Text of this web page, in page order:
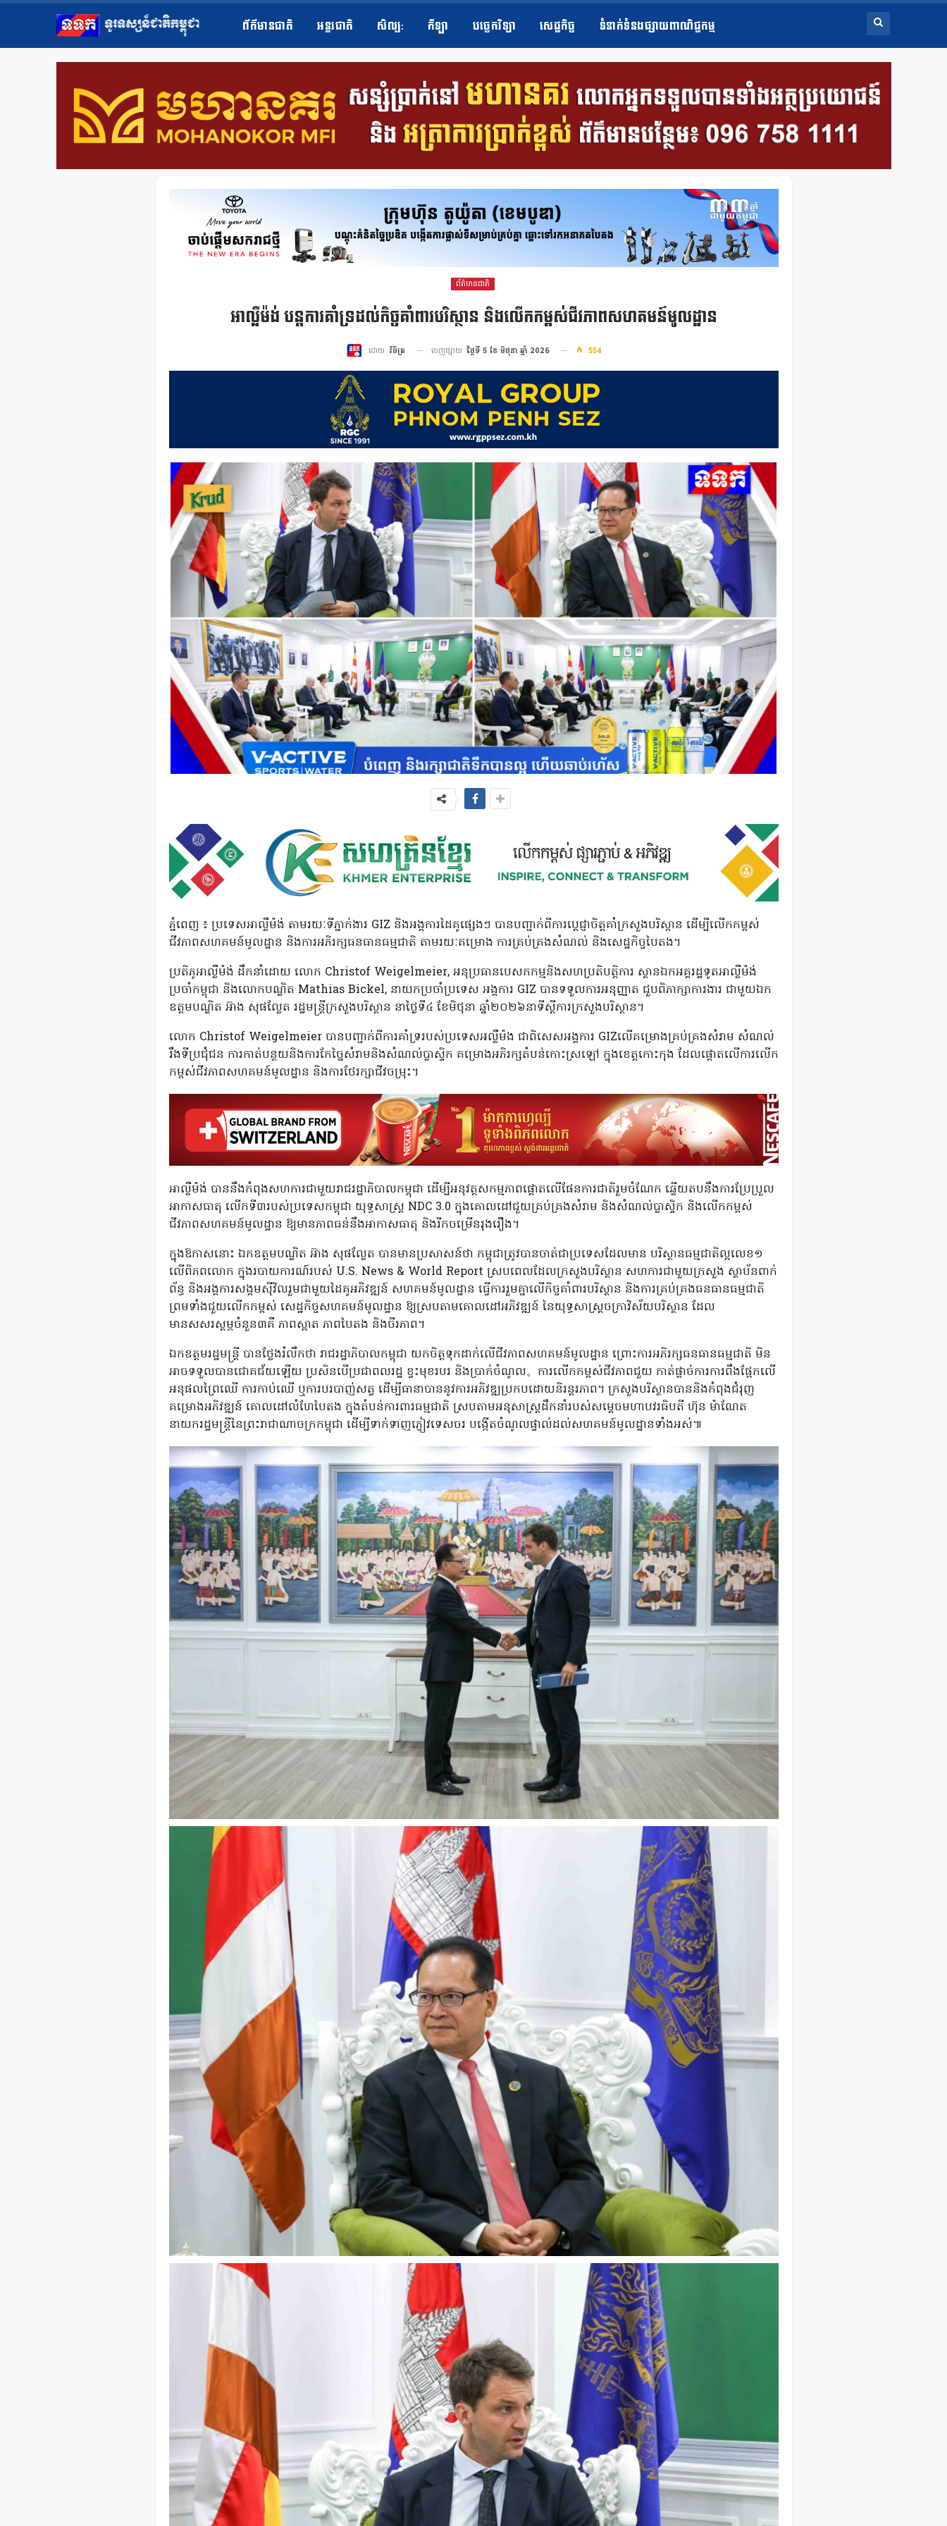
ព័ត៌មានជាតិ អន្តរជាតិ សិល្ប​: កីឡា បច្ចេកវិទ្យា សេដ្ឋកិច្ច ទំនាក់ទំនងផ្សាយពាណិជ្ជកម្ម
ព័ត៌មានជាតិ
អាល្លឺម៉ង់ បន្តការគាំទ្រដល់កិច្ចគាំពារបរិស្ថាន និងលើកកម្ពស់ជីវភាពសហគមន៍មូលដ្ឋាន
ដោយ វិចិត្រ ចេញផ្សាយ ថ្ងៃទី 5 ខែ មិថុនា ឆ្នាំ 2026 554
ភ្នំពេញ ៖ ប្រទេសអាល្លឺម៉ង់ តាមរយៈទីភ្នាក់ងារ GIZ និងអង្គការដៃគូផ្សេងៗ បានបញ្ជាក់ពីការប្តេជ្ញាចិត្តគាំក្រសួងបរិស្កាន ដើម្បីលើកកម្ពស់
ជីវភាពសហគមន៍មូលដ្ឋាន និងការអភិរក្សធនធានធម្មជាតិ តាមរយៈគម្រោង ការគ្រប់គ្រងសំណល់ និងសេដ្ឋកិច្ចបៃតង។
ប្រតិភូអាល្លឺម៉ង់ ដឹកនាំដោយ លោក Christof Weigelmeier, អនុប្រធានបេសកកម្មនិងសហប្រតិបត្តិការ ស្ថានឯកអគ្គរដ្ឋទូតអាល្លឺម៉ង់
ប្រចាំកម្ពុជា និងលោកបណ្ឌិត Mathias Bickel, នាយកប្រចាំប្រទេស អង្គការ GIZ បានទទួលការអនុញ្ញាត ជួបពិភាក្សាការងារ ជាមួយឯក
ឧត្តមបណ្ឌិត អ៊ាង សុផល្លែត រដ្ឋមន្រ្តីក្រសួងបរិស្ថាន នាថ្ងៃទី៤ ខែមិថុនា ឆ្នាំ២០២៦នាទីស្តីការក្រសួងបរិស្ថាន។
លោក Christof Weigelmeier បានបញ្ជាក់ពីការគាំទ្ររបស់ប្រទេសអល្លឺម៉ង ជាពិសេសអង្គការ GIZលើគម្រោងគ្រប់គ្រងសំរាម សំណល់
រឹងទីប្រជុំជន ការកាត់បន្ថយនិងការកែច្នៃសំរាមនិងសំណល់ប្លាស្ទិក គម្រោងអភិរក្សតំបន់កោះស្រឡៅ ក្នុងខេត្តកោះកុង ដែលផ្តោតលើការលើក
កម្ពស់ជីវភាពសហគមន៍មូលដ្ឋាន និងការថែរក្សាជីវចម្រុះ។
អាល្លឺម៉ង់ បាននឹងកំពុងសហការជាមួយរាជរដ្ឋាភិបាលកម្ពុជា ដើម្បីអនុវត្តសកម្មភាពផ្តោតលើផែនការជាតិរួមចំណែក ឆ្លើយតបនឹងការប្រែប្រួល
អាកាសធាតុ លើកទី៣របស់ប្រទេសកម្ពុជា យុទ្ធសាស្ត្រ NDC 3.0 ក្នុងគោលដៅជួយគ្រប់គ្រងសំរាម និងសំណល់ប្លាស្ទិក និងលើកកម្ពស់
ជីវភាពសហគមន៍មូលដ្ឋាន ឱ្យមានភាពធន់នឹងអាកាសធាតុ និងរីកចម្រើនរុងរឿង។
ក្នុងឱកាសនោះ ឯកឧត្តមបណ្ឌិត អ៊ាង សុផល្លែត បានមានប្រសាសន៍ថា កម្ពុជាត្រូវបានចាត់ជាប្រទេសដែលមាន បរិស្ថានធម្មជាតិល្អលេខ១
លើពិភពលោក ក្នុងរបាយការណ៍របស់ U.S. News & World Report ស្របពេលដែលក្រសួងបរិស្ថាន សហការជាមួយក្រសួង ស្ថាប័នពាក់
ព័ន្ធ និងអង្គការសង្គមស៊ីវិលរួមជាមួយដៃគូអភិវឌ្ឍន៍ សហគមន៍មូលដ្ឋាន ធ្វើការរួមគ្នាលើកិច្ចគាំពារបរិស្ថាន និងការគ្រប់គ្រងធនធានធម្មជាតិ
ព្រមទាំងជួយលើកកម្ពស់ សេដ្ឋកិច្ចសហគមន៍មូលដ្ឋាន ឱ្យស្របតាមគោលដៅអភិវឌ្ឍន៍ នៃយុទ្ធសាស្រ្តចក្រាវិស័យបរិស្ថាន ដែល
មានសសរស្តម្ភចំនួន៣គឺ ភាពស្អាត ភាពបៃតង និងចីរភាព។
ឯកឧត្តមរដ្ឋមន្រ្តី បានថ្លែងរំលឹកថា រាជរដ្ឋាភិបាលកម្ពុជា យកចិត្តទុកដាក់លើជីវភាពសហគមន៍មូលដ្ឋាន ព្រោះការអភិរក្សធនធានធម្មជាតិ មិន
អាចទទួលបានជោគជ័យឡើយ ប្រសិនបើប្រជាពលរដ្ឋ ខ្វះមុខរបរ និងប្រាក់ចំណូល。ការលើកកម្ពស់ជីវភាពជួយ កាត់ផ្តាច់ការការពឹងផ្អែកលើ
អនុផលព្រៃឈើ ការកាប់ឈើ ឬការបរបាញ់សត្វ ដើម្បីធានាបាននូវការអភិវឌ្ឍប្រកបដោយនិរន្តរភាព។ ក្រសួងបរិស្ថានបាននិងកំពុងជំរុញ
គម្រោងអភិវឌ្ឍន៍ គោលដៅលំហែបៃតង ក្នុងតំបន់ការពារធម្មជាតិ ស្របតាមអនុសាស្រ្តដឹកនាំរបស់សម្តេចមហាបវរធិបតី ហ៊ុន ម៉ាណែត
នាយករដ្ឋមន្រ្តីនៃព្រះរាជាណាចក្រកម្ពុជា ដើម្បីទាក់ទាញភ្ញៀវទេសចរ បង្កើតចំណូលផ្ទាល់ដល់សហគមន៍មូលដ្ឋានទាំងអស់៕